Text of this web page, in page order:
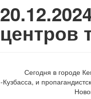
центров
Сегодня в городе
-Кузбасса, и